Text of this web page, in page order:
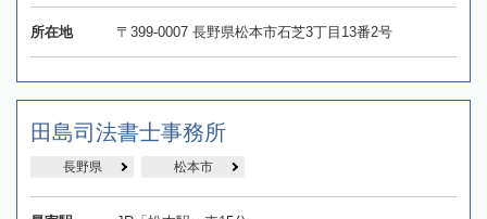
所在地 〒399-0007 長野県松本市石芝3丁目13番2号
田島司法書士事務所
長野県 松本市